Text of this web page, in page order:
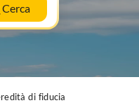
Cerca
di fiducia